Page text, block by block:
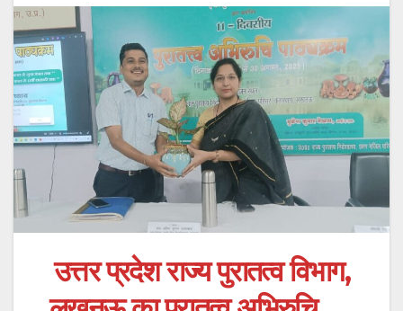
उत्तर प्रदेश राज्य पुरातत्व विभाग,